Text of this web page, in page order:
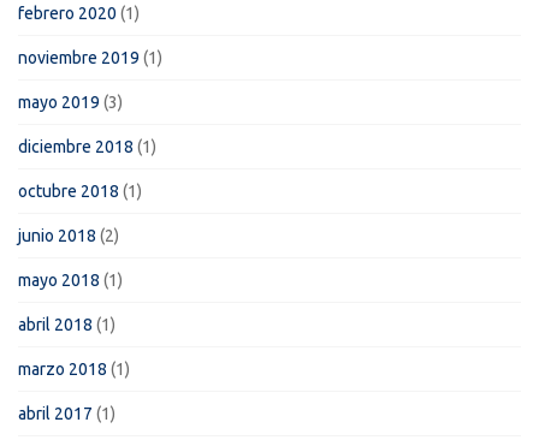
febrero 2020 (1)
noviembre 2019 (1)
mayo 2019 (3)
diciembre 2018 (1)
octubre 2018 (1)
junio 2018 (2)
mayo 2018 (1)
abril 2018 (1)
marzo 2018 (1)
abril 2017 (1)